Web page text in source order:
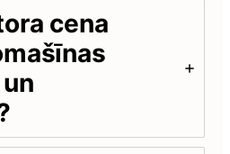
cena